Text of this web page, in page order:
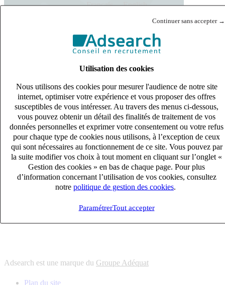
Continuer sans accepter →
Utilisation des cookies
Nous utilisons des cookies pour mesurer l'audience de notre site
internet, optimiser votre expérience et vous proposer des offres
susceptibles de vous intéresser. Au travers des menus ci-dessous,
vous pouvez obtenir un détail des finalités de traitement de vos
données personnelles et exprimer votre consentement ou votre refus
pour chaque type de cookies nous utilisons, à l’exception de ceux
qui sont nécessaires au fonctionnement de ce site. Vous pouvez par
la suite modifier vos choix à tout moment en cliquant sur l’onglet «
Gestion des cookies » en bas de chaque page. Pour plus
d’information concernant l’utilisation de vos cookies, consultez
notre politique de gestion des cookies
ParamétrerTout accepter
Français English
s'adapter à vos besoin en recrutement
10 univers
connaître votre secteur et ses enjeux
12 bureaux en France
proximité avec nos clients et nos talents
6 solutions
s'adapter à vos besoin en recrutement
10 univers
connaître votre secteur et ses enjeux
proximité avec nos clients et nos talents
Adsearch est une marque du Groupe Adéquat
Plan du site